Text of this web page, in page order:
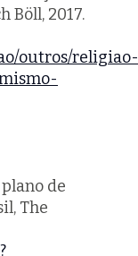
Böll, 2017.
outros/religiao-
de
The